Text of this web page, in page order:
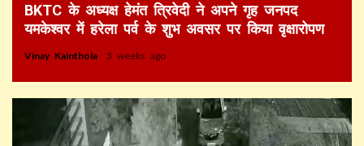
BKTC के अध्यक्ष हेमंत त्रिवेदी ने अपने गृह जनपद
यमकेश्वर में हरेला पर्व के शुभ अवसर पर किया वृक्षारोपण
Vinay Kainthola 3 weeks ago